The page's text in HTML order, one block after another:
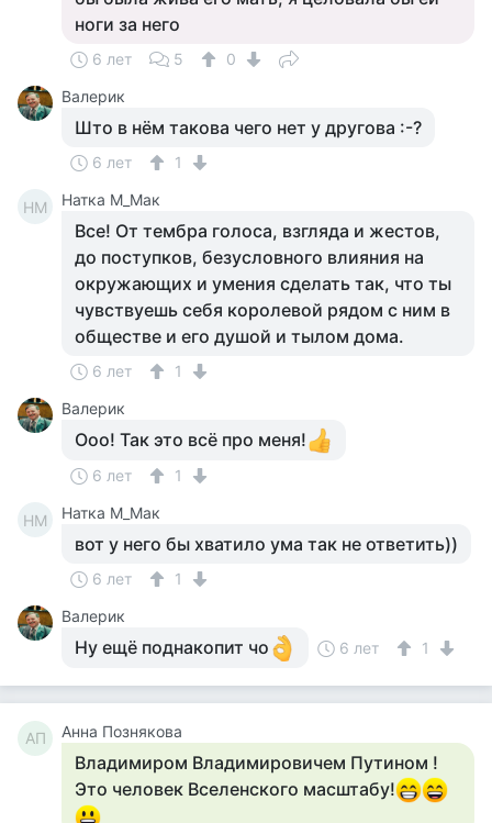
ноги за него
6 лет 5
0
Валерик
Што в нём такова чего нет у другова :-?
6 лет 1
НМ Натка М_Мак
Все! От тембра голоса, взгляда и жестов,
до поступков, безусловного влияния на
окружающих и умения сделать так, что ты
чувствуешь себя королевой рядом с ним в
обществе и его душой и тылом дома.
6 лет
1
Валерик
Ооо! Так это всё про меня!
6 лет 1
НМ Натка М_Мак
вот у него бы хватило ума так не ответить))
6 лет
1
Валерик
Ну ещё поднакопит чо 6 лет 1
АП Анна Познякова
Владимиром Владимировичем Путином !
Это человек Вселенского масштабу!